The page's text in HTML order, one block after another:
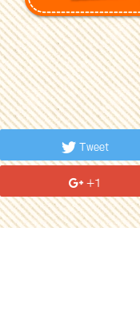
Tweet
+1